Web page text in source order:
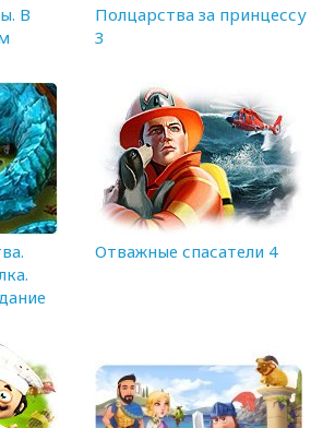
В
Полцарства за принцессу
3
Отважные спасатели 4